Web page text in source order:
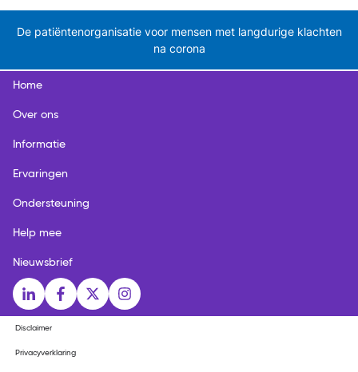
De patiëntenorganisatie voor mensen met langdurige klachten
na corona
Home
Over ons
Informatie
Ervaringen
Ondersteuning
Help mee
Nieuwsbrief
Social media links
LinkedInFacebook
X Instagram
Disclaimer
Privacyverklaring